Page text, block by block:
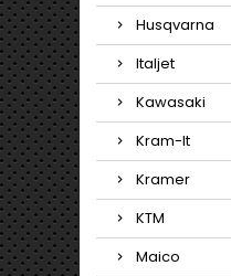
Husqvarna
Italjet
Kawasaki
Kram-It
Kramer
KTM
Maico